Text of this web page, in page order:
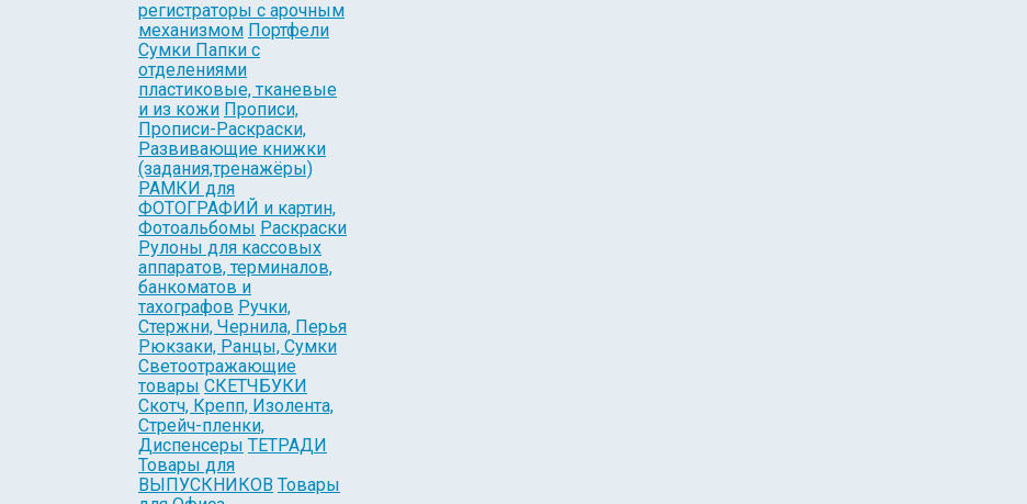
регистраторы с арочным
механизмом Портфели
Сумки Папки с
отделениями
пластиковые, тканевые
и из кожи Прописи,
Прописи-Раскраски,
Развивающие книжки
(задания,тренажёры)
РАМКИ для
ФОТОГРАФИЙ и картин,
Фотоальбомы Раскраски
Рулоны для кассовых
аппаратов, терминалов,
банкоматов и
тахографов Ручки,
Стержни, Чернила, Перья
Рюкзаки, Ранцы, Сумки
Светоотражающие
товары СКЕТЧБУКИ
Скотч, Крепп, Изолента,
Стрейч-пленки,
Диспенсеры ТЕТРАДИ
Товары для
ВЫПУСКНИКОВ Товары